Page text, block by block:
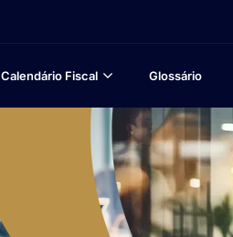
Calendário Fiscal Glossário